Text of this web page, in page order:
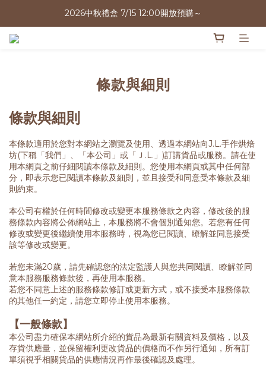
2026中秋禮盒 7/15 12:00開放預購～
2026中秋禮盒 7/15 12:00開放預購～
條款與細則
條款與細則
本條款適用於您對本網站之瀏覽及使用、透過本網站向J.L.手作烘焙
坊(下稱「我們」、「本公司」或「Ｊ.L.」)訂講貨品或服務。請在使
用本網頁之前仔細閱讀本條款及細則。您使用本網頁或其中任何部
分，即表示您已閱讀本條款及細則，並且接受和同意受本條款及細
則約束。
本公司有權於任何時間修改或變更本服務條款之內容，修改後的服
務條款內容將公佈網站上，本服務將不會個別通知您。若您有任何
修改或變更後繼續使用本服務時，視為您已閱讀、瞭解並同意接受
該等修改或變更。
若您未滿20歲，請先確認您的法定監護人與您共同閱讀、瞭解並同
意本服務服務條款後，再使用本服務。
若您不同意上述的服務條款修訂或更新方式，或不接受本服務條款
的其他任一約定，請您立即停止使用本服務。
【一般條款】
本公司盡力確保本網站所介紹的貨品為最新有關資料及價格，以及
存貨供應量，並保留權利更改貨品的價格而不作另行通知，所有訂
單須視乎相關貨品的供應情況再作最後確認及處理。